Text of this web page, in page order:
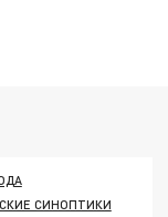
СИНОПТИКИ